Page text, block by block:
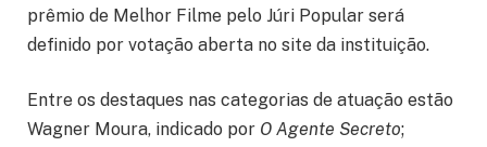
prêmio de Melhor Filme pelo Júri Popular será
definido por votação aberta no site da instituição.
Entre os destaques nas categorias de atuação estão
Wagner Moura, indicado por O Agente Secreto;